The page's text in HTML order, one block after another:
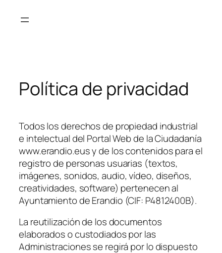
Política de privacidad
Todos los derechos de propiedad industrial
e intelectual del Portal Web de la Ciudadanía
www.erandio.eus y de los contenidos para el
registro de personas usuarias (textos,
imágenes, sonidos, audio, vídeo, diseños,
creatividades, software) pertenecen al
Ayuntamiento de Erandio (CIF: P4812400B).
La reutilización de los documentos
elaborados o custodiados por las
Administraciones se regirá por lo dispuesto